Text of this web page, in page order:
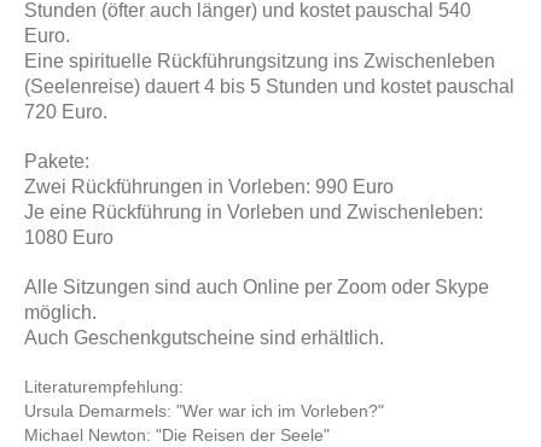
Stunden (öfter auch länger) und kostet pauschal 540
Euro.
Eine spirituelle Rückführungsitzung ins Zwischenleben
(Seelenreise) dauert 4 bis 5 Stunden und kostet pauschal
720 Euro.
Pakete:
Zwei Rückführungen in Vorleben: 990 Euro
Je eine Rückführung in Vorleben und Zwischenleben:
1080 Euro
Alle Sitzungen sind auch Online per Zoom oder Skype
möglich.
Auch Geschenkgutscheine sind erhältlich.
Literaturempfehlung:
Ursula Demarmels: "Wer war ich im Vorleben?"
Michael Newton: "Die Reisen der Seele"